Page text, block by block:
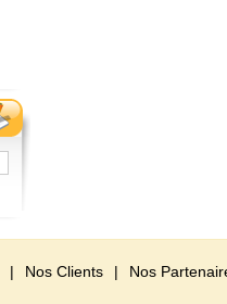
| Nos Clients | Nos